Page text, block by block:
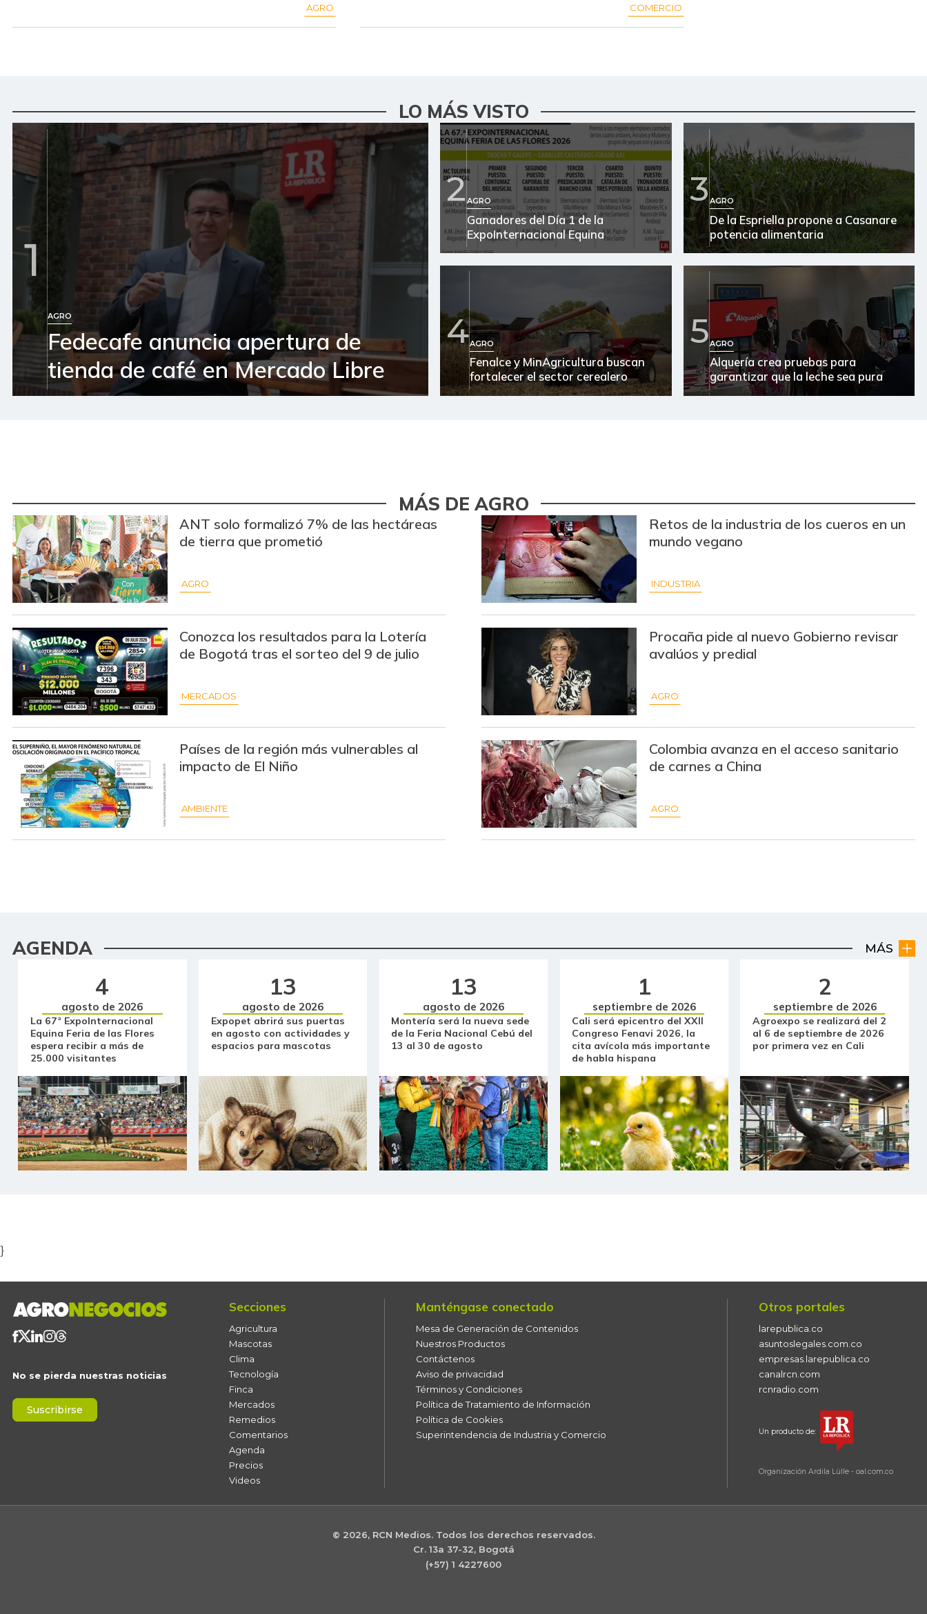
AGRO COMERCIO
LO MÁS VISTO
1
AGRO
Fedecafe anuncia apertura de
tienda de café en Mercado Libre
2AGRO
Ganadores del Día 1 de la
ExpoInternacional Equina
3AGRO
De la Espriella propone a Casanare
potencia alimentaria
4AGRO
Fenalce y MinAgricultura buscan
fortalecer el sector cerealero
5AGRO
Alquería crea pruebas para
garantizar que la leche sea pura
MÁS DE AGRO
ANT solo formalizó 7% de las hectáreas
de tierra que prometió
AGRO
Retos de la industria de los cueros en un
mundo vegano
INDUSTRIA
Conozca los resultados para la Lotería
de Bogotá tras el sorteo del 9 de julio
MERCADOS
Procaña pide al nuevo Gobierno revisar
avalúos y predial
AGRO
Países de la región más vulnerables al
impacto de El Niño
AMBIENTE
Colombia avanza en el acceso sanitario
de carnes a China
AGRO
AGENDA MÁS
4
agosto de 2026
La 67ª ExpoInternacional
Equina Feria de las Flores
espera recibir a más de
25.000 visitantes
13
agosto de 2026
Expopet abrirá sus puertas
en agosto con actividades y
espacios para mascotas
13
agosto de 2026
Montería será la nueva sede
de la Feria Nacional Cebú del
13 al 30 de agosto
1
septiembre de 2026
Cali será epicentro del XXII
Congreso Fenavi 2026, la
cita avícola más importante
de habla hispana
2
septiembre de 2026
Agroexpo se realizará del 2
al 6 de septiembre de 2026
por primera vez en Cali
}
No se pierda nuestras noticias
Suscribirse
Secciones
Agricultura
Mascotas
Clima
Tecnología
Finca
Mercados
Remedios
Comentarios
Agenda
Precios
Videos
Manténgase conectado
Mesa de Generación de Contenidos
Nuestros Productos
Contáctenos
Aviso de privacidad
Términos y Condiciones
Política de Tratamiento de Información
Política de Cookies
Superintendencia de Industria y Comercio
Otros portales
larepublica.co
asuntoslegales.com.co
empresas.larepublica.co
canalrcn.com
rcnradio.com
Un producto de:
Organización Ardila Lülle - oal.com.co
© 2026, RCN Medios. Todos los derechos reservados.
Cr. 13a 37-32, Bogotá
(+57) 1 4227600